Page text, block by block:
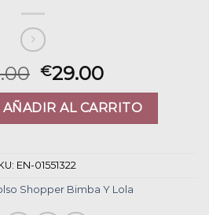
€29.00
y lola cantidad
AÑADIR AL CARRITO
EN-01551322
Shopper Bimba Y Lola